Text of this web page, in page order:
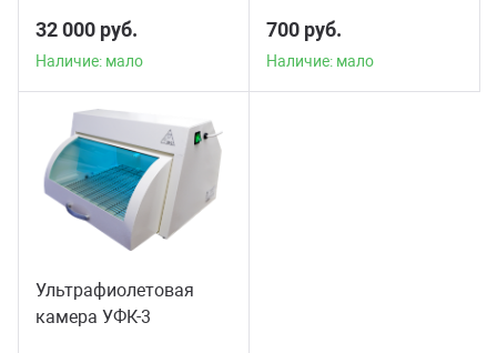
32 000 руб.
Наличие: мало
700 руб.
Наличие: мало
Ультрафиолетовая
камера УФК-3